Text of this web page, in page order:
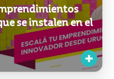
se instalen en el